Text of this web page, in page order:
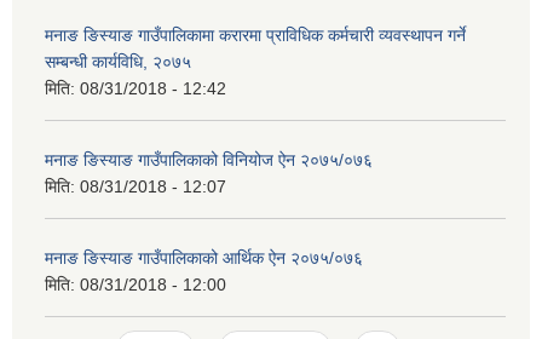
मनाङ ङिस्याङ गाउँपालिकामा करारमा प्राविधिक कर्मचारी व्यवस्थापन गर्ने
सम्बन्धी कार्यविधि, २०७५
मिति: 08/31/2018 - 12:42
मनाङ ङिस्याङ गाउँपालिकाको विनियोज ऐन २०७५/०७६
मिति: 08/31/2018 - 12:07
मनाङ ङिस्याङ गाउँपालिकाको आर्थिक ऐन २०७५/०७६
मिति: 08/31/2018 - 12:00